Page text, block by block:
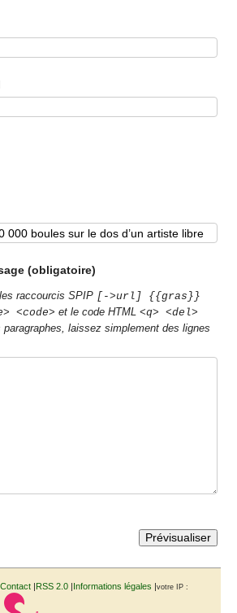
(obligatoire)
raccourcis SPIP [->url] {{gras}}
<code> et le code HTML<q> <del>
paragraphes, laissez simplement des lignes
Contact |RSS 2.0 |Informations légales |votre IP :